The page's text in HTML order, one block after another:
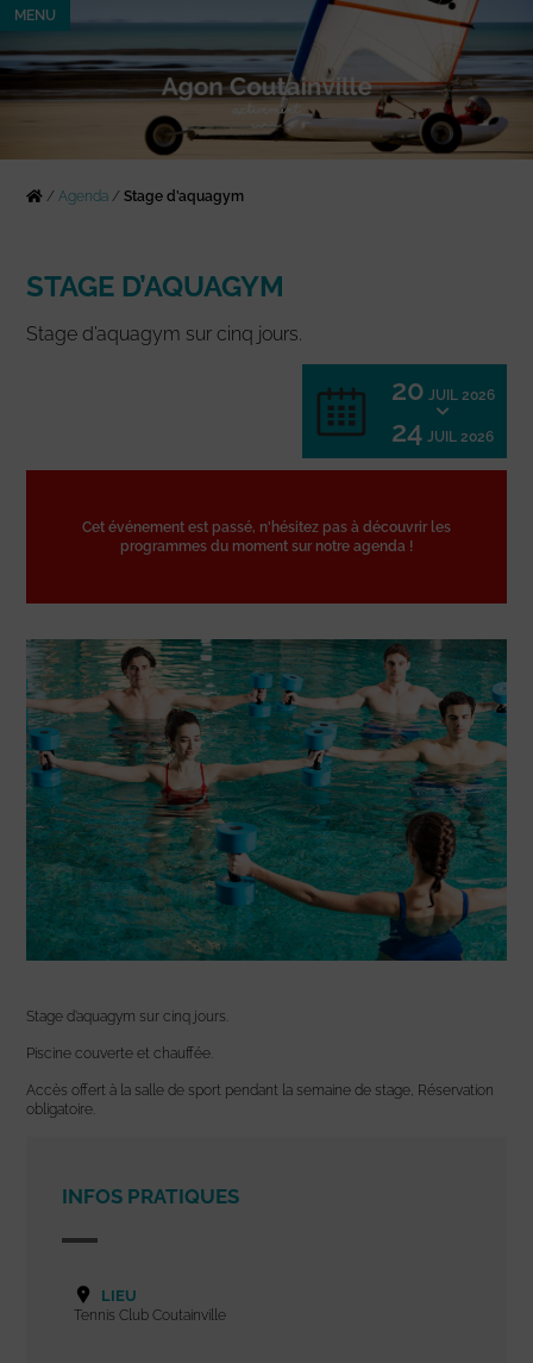
MENU
/Agenda /Stage d’aquagym
STAGE D’AQUAGYM
Stage d’aquagym sur cinq jours.
20 JUIL 2026
24 JUIL 2026
Cet événement est passé, n'hésitez pas à découvrir les
programmes du moment sur notre agenda !
Stage d’aquagym sur cinq jours.
Piscine couverte et chauffée.
Accès offert à la salle de sport pendant la semaine de stage, Réservation
obligatoire.
INFOS PRATIQUES
LIEU
Tennis Club Coutainville